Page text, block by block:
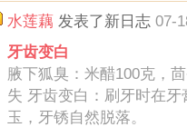
水莲藕 发表了新日志 07-
牙齿变白
腋下狐臭：米醋100克，
失 牙齿变白：刷牙时在
玉，牙锈自然脱落。